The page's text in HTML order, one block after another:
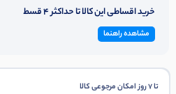
خرید اقساطی این کالا تا حداکثر 4 قسط
مشاهده راهنما
تا 7 روز امکان مرجوعی کالا